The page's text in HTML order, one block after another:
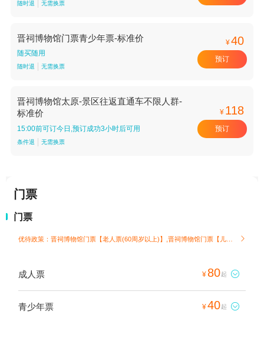
随时退 无需换票
晋祠博物馆门票青少年票-标准价
随买随用
随时退 无需换票
¥40
预订
晋祠博物馆太原-景区往返直通车不限人群-
标准价
15:00前可订今日,预订成功3小时后可用
条件退 无需换票
¥ 118
预订
门票
门票

成人票 ¥ 80起 
青少年票 ¥40起 